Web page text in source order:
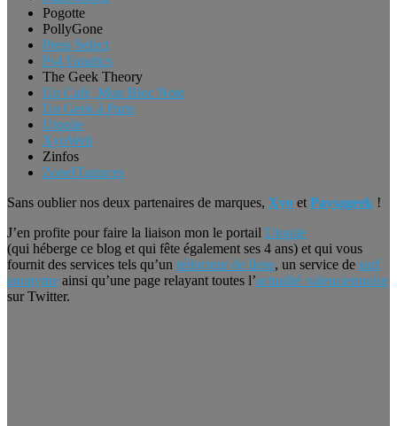
Pogotte
PollyGone
Press Select
Ps4 Fanatics
The Geek Theory
Un Café, Mon Bloc Note
Un Geek à Paris
Utopiie
XyoWeb
Zinfos
ZoneITastuces
Sans oublier nos deux partenaires de marques, Xyo et Paysageek !
J’en profite pour faire la liaison mon le portail Utopiie
(qui héberge ce blog et qui fête également ses 4 ans) et qui vous
fournit des services tels qu’un réducteur de liens, un service de surf
anonyme ainsi qu’une page relayant toutes l’actualité valenciennoise
sur Twitter.